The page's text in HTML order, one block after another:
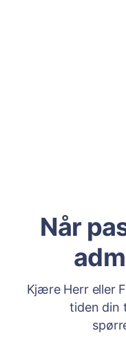
Når
Kjære Herr eller
tiden din